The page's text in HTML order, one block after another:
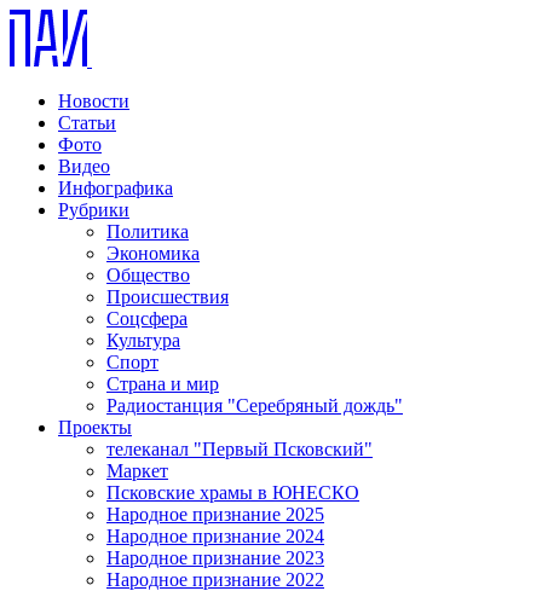
Новости
Статьи
Фото
Видео
Инфографика
Рубрики
Политика
Экономика
Общество
Происшествия
Соцсфера
Культура
Спорт
Страна и мир
Радиостанция "Серебряный дождь"
Проекты
телеканал "Первый Псковский"
Маркет
Псковские храмы в ЮНЕСКО
Народное признание 2025
Народное признание 2024
Народное признание 2023
Народное признание 2022